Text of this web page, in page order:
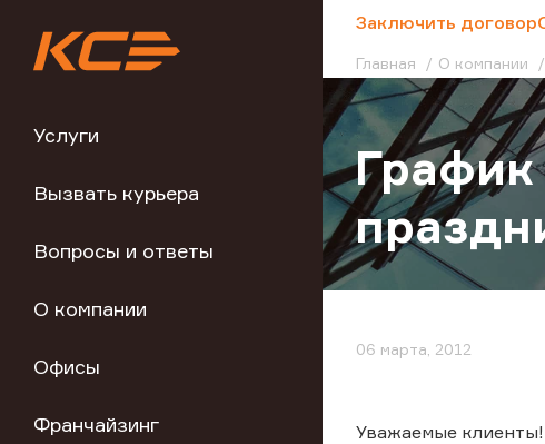
Услуги
Вызвать курьера
Вопросы и ответы
О компании
Офисы
Франчайзинг
Заключить договор
Главная О компании
График
06 марта, 2012
Уважаемые клиенты!